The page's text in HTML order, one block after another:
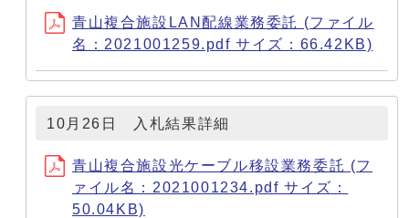
青山複合施設LAN配線業務委託 (ファイル
名：2021001259.pdf サイズ：66.42KB)
10月26日 入札結果詳細
青山複合施設光ケーブル移設業務委託 (フ
ァイル名：2021001234.pdf サイズ：
50.04KB)